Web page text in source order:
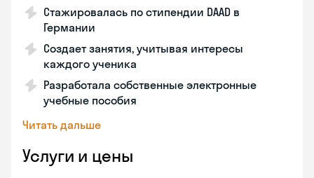
Стажировалась по стипендии DAAD в
Германии
Создает занятия, учитывая интересы
каждого ученика
Разработала собственные электронные
учебные пособия
Читать дальше
Услуги и цены